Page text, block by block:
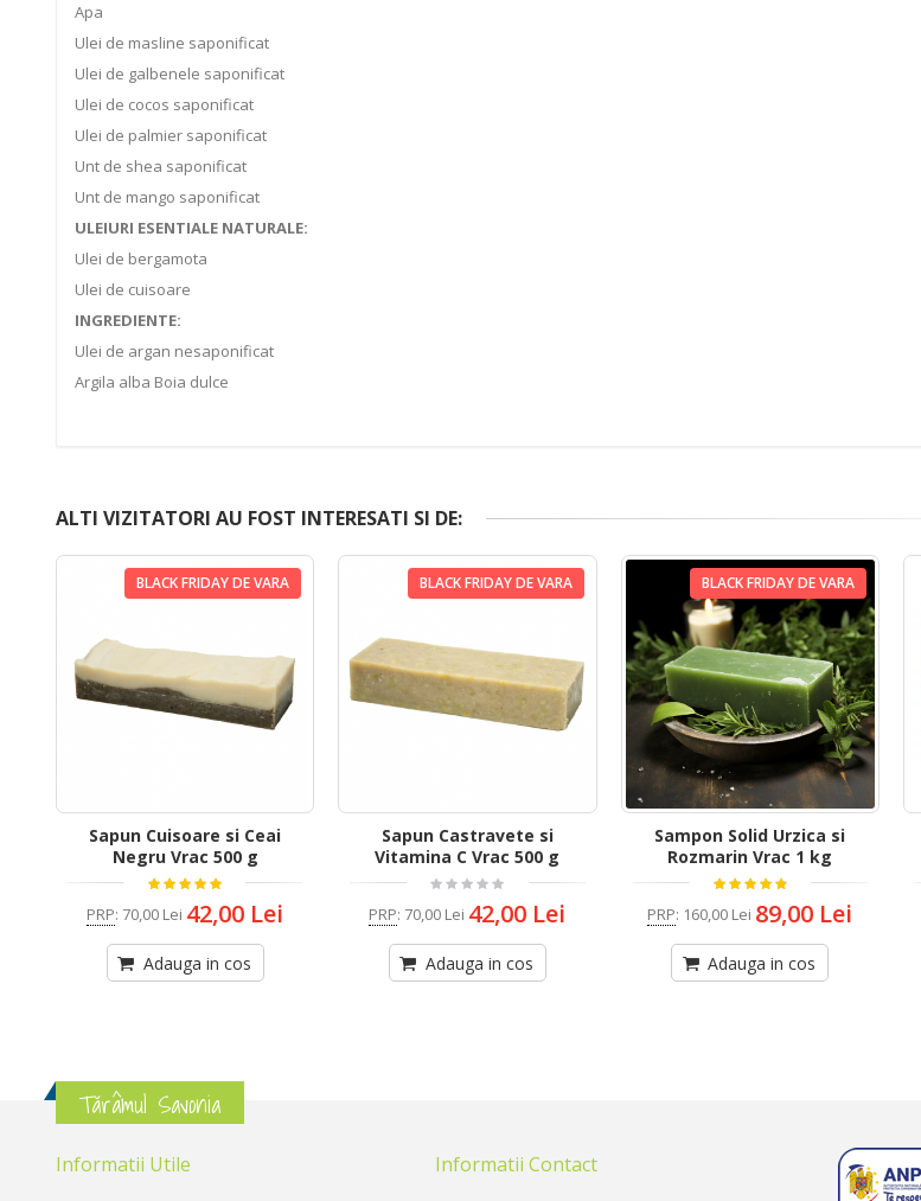
Apa
Ulei de masline saponificat
Ulei de galbenele saponificat
Ulei de cocos saponificat
Ulei de palmier saponificat
Unt de shea saponificat
Unt de mango saponificat
ULEIURI ESENTIALE NATURALE:
Ulei de bergamota
Ulei de cuisoare
INGREDIENTE:
Ulei de argan nesaponificat
Argila alba Boia dulce
ALTI VIZITATORI AU FOST INTERESATI SI DE:
BLACK FRIDAY DE VARA
Sapun Cuisoare si Ceai
Negru Vrac 500 g
PRP: 70,00 Lei 42,00 Lei
Adauga in cos
BLACK FRIDAY DE VARA
Sapun Castravete si
Vitamina C Vrac 500 g
PRP: 70,00 Lei 42,00 Lei
Adauga in cos
BLACK FRIDAY DE VARA
Sampon Solid Urzica si
Rozmarin Vrac 1 kg
PRP: 160,00 Lei 89,00 Lei
Adauga in cos
Tărâmul Savonia
Informatii Utile Informatii Contact